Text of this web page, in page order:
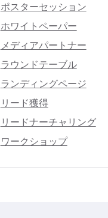
ポスターセッション
ホワイトペーパー
メディアパートナー
ラウンドテーブル
ランディングページ
リード獲得
リードナーチャリング
ワークショップ